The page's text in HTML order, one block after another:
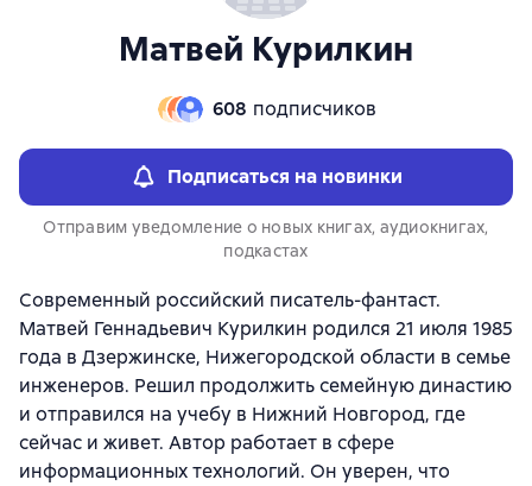
Матвей Курилкин
608 подписчиков
Подписаться на новинки
Отправим уведомление о новых книгах, аудиокнигах,
подкастах
Современный российский писатель-фантаст.
Матвей Геннадьевич Курилкин родился 21 июля 1985
года в Дзержинске, Нижегородской области в семье
инженеров. Решил продолжить семейную династию
и отправился на учебу в Нижний Новгород, где
сейчас и живет. Автор работает в сфере
информационных технологий. Он уверен, что